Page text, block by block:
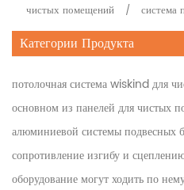
чистых помещений
/ система
Категории Продукта
потолочная система wiskind для
основном из панелей для чистых
алюминиевой системы подвесных
сопротивление изгибу и
оборудование могут ходить по